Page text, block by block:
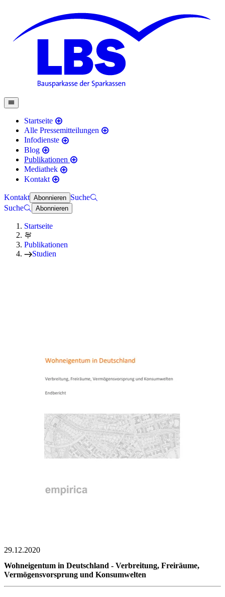
Startseite
Alle Pressemitteilungen
Infodienste
Blog
Publikationen
Mediathek
Kontakt
Kontakt Abonnieren Suche
Suche
Abonnieren
Startseite
Publikationen
Studien
29.12.2020
Wohneigentum in Deutschland - Verbreitung, Freiräume,
Vermögensvorsprung und Konsumwelten